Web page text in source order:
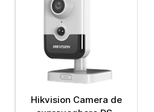
Hikvision Camera de